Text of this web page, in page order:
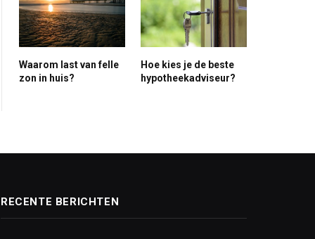
Waarom last van felle
zon in huis?
Hoe kies je de beste
hypotheekadviseur?
RECENTE BERICHTEN